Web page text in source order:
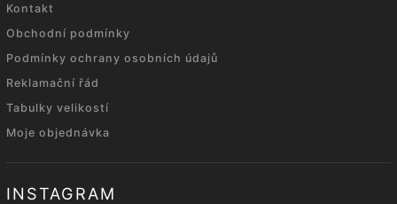
Kontakt
Obchodní podmínky
Podmínky ochrany osobních údajů
Reklamační řád
Tabulky velikostí
Moje objednávka
INSTAGRAM